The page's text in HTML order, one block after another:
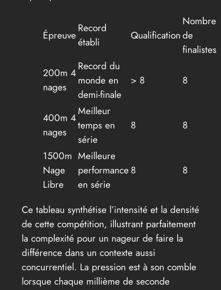
Épreuve
Record
établi
Qualification
Nombre
de
finalistes
200m 4
nages
Record du
monde en
demi-finale
> 8 8
400m 4
nages
Meilleur
temps en
série
8 8
1500m
Nage
Libre
Meilleure
performance
en série
8 8
Ce tableau synthétise l’intensité et la densité
de cette compétition, illustrant parfaitement
la complexité pour un nageur de faire la
différence dans un contexte aussi
concurrentiel. La pression est à son comble
lorsque chaque millième de seconde